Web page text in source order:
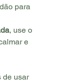
para
, use o
e
de usar